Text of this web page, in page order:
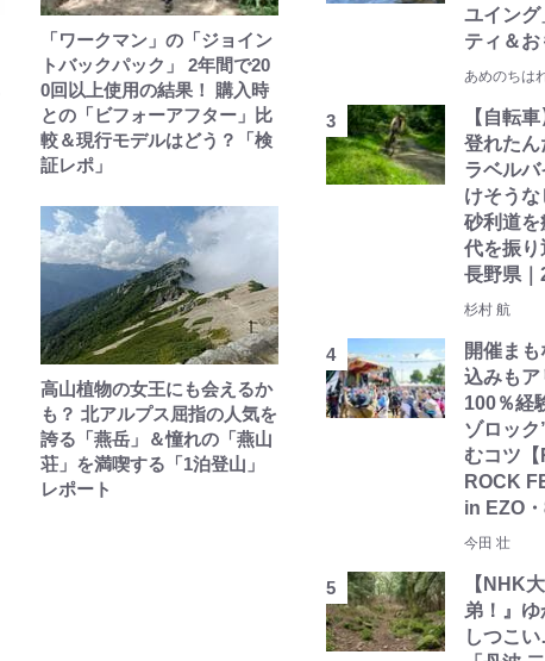
「ワークマン」の「ジョイン
トバックパック」 2年間で20
0回以上使用の結果！ 購入時
との「ビフォーアフター」比
較＆現行モデルはどう？「検
証レポ」
高山植物の女王にも会えるか
も？ 北アルプス屈指の人気を
誇る「燕岳」＆憧れの「燕山
荘」を満喫する「1泊登山」
レポート
ユイング
ティ＆
あめのちは
【自転
登れた
ラベル
けそうな
砂利道を
代を振
長野県｜
杉村 航
開催ま
込みもア
100％経
ゾロック
むコツ【
ROCK
in EZO・
今田 壮
【NHK
弟！』
しつこ